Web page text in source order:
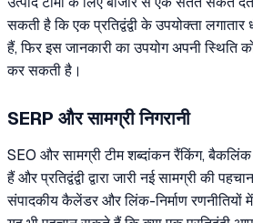
सकती है कि एक प्रतिद्वंद्वी के उपयोक्ता
हैं, फिर इस जानकारी का उपयोग अपनी स्थिति
कर सकती है।
SERP और सामग्री निगरानी
SEO और सामग्री टीम शब्दांकन रैंकिंग, बैकलिंक
हैं और प्रतिद्वंद्वी द्वारा जारी नई सामग्री की
संपादकीय कैलेंडर और लिंक-निर्माण रणनीतियों